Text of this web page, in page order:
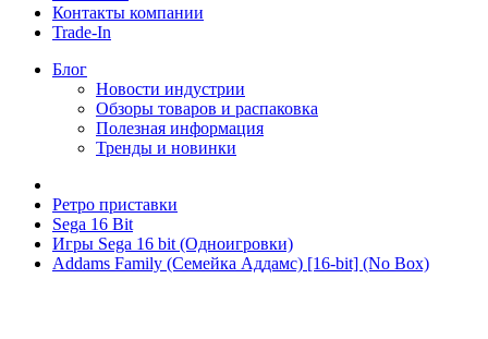
Контакты компании
Trade-In
Блог
Новости индустрии
Обзоры товаров и распаковка
Полезная информация
Тренды и новинки
Ретро приставки
Sega 16 Bit
Игры Sega 16 bit (Одноигровки)
Addams Family (Семейка Аддамс) [16-bit] (No Box)